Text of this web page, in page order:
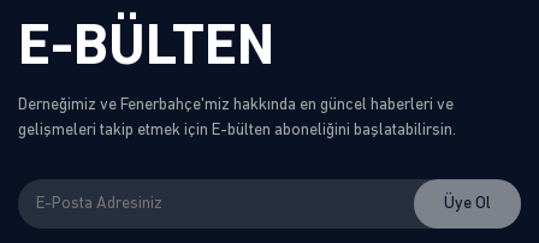
E-BÜLTEN
Derneğimiz ve Fenerbahçe'miz hakkında en güncel haberleri ve
gelişmeleri takip etmek için E-bülten aboneliğini başlatabilirsin.